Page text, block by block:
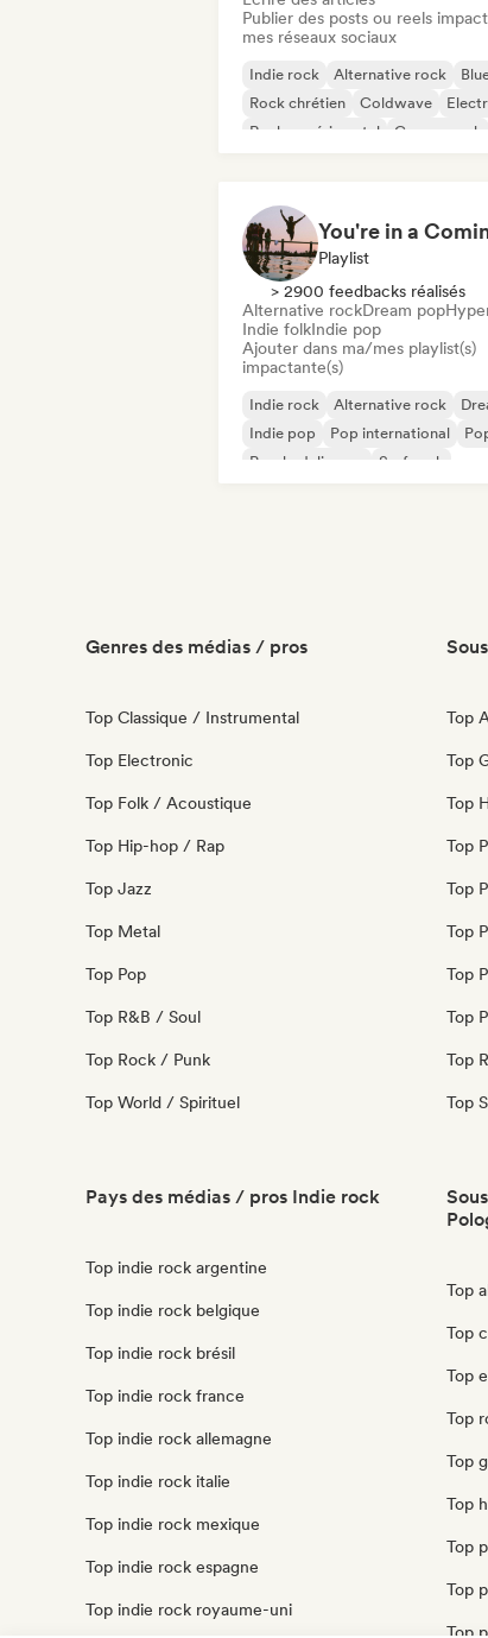
Publier des posts ou reels
mes réseaux sociaux
Indie rock Alternative rock
Rock chrétien
Coldwave
Rock expérimental
Garage rock
Playlist
> 2900 feedbacks réalisés
Alternative rockDream pop
Indie folkIndie pop
Ajouter dans ma/mes playlist(s)
impactante(s)
Indie rock Alternative rock
Indie pop
Pop international
Psychedelic pop
Surf rock
Genres des médias / pros
Top Classique / Instrumental
Top Electronic
Top Folk / Acoustique
Top Hip-hop / Rap
Top Jazz
Top Metal
Top Pop
Top R&B / Soul
Top Rock / Punk
Top World / Spirituel
Top
Top
Top
Top
Top
Top
Top
Top
Top
Top
Pays des médias / pros Indie rock
Top indie rock argentine
Top indie rock belgique
Top indie rock brésil
Top indie rock france
Top indie rock allemagne
Top indie rock italie
Top indie rock mexique
Top indie rock espagne
Top indie rock royaume-uni
Top
Top
Top
Top
Top
Top
Top
Top
Top